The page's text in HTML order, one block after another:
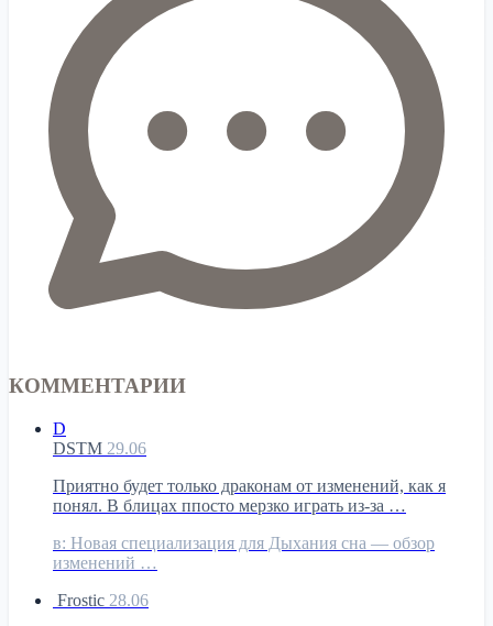
КОММЕНТАРИИ
D
DSTM 29.06
Приятно будет только драконам от изменений, как я
понял. В блицах ппосто мерзко играть из-за …
в: Новая специализация для Дыхания сна — обзор
изменений …
Frostic 28.06